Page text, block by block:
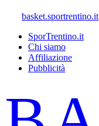
basket.sportrentino.it
SporTrentino.it
Chi siamo
Affiliazione
Pubblicità